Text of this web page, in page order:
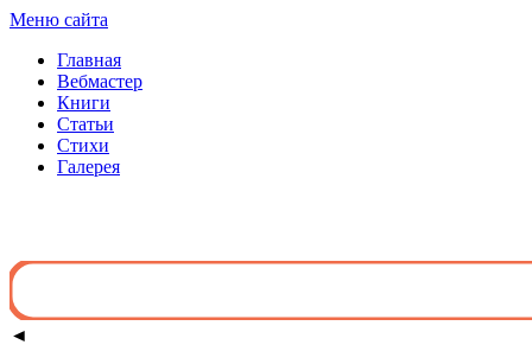
Меню сайта
Главная
Вебмастер
Книги
Статьи
Стихи
Галерея
◄